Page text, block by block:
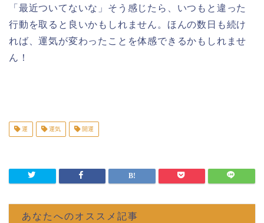
「最近ついてないな」そう感じたら、いつもと違った
行動を取ると良いかもしれません。ほんの数日も続け
れば、運気が変わったことを体感できるかもしれませ
ん！
運 運気 開運
あなたへのオススメ記事